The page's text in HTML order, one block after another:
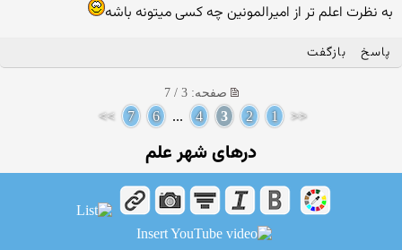
به نظرت اعلم تر از امیرالمونین چه کسی میتونه باشه
پاسخ بازگفت
صفحه: 3 / 7
<<
1
2
3
4
...
6
7
>>
درهای شهر علم